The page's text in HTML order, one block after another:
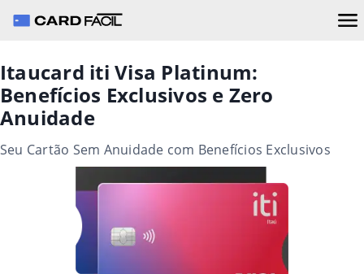
Itaucard iti Visa Platinum:
Benefícios Exclusivos e Zero
Anuidade
Seu Cartão Sem Anuidade com Benefícios Exclusivos